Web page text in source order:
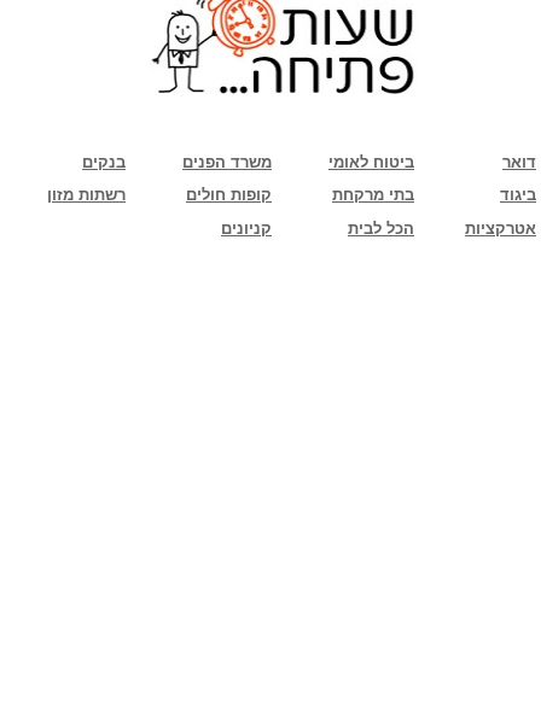
בנקים משרד הפנים ביטוח לאומי
דואר
רשתות מזון
קופות חולים בתי מרקחת
ביגוד
קניונים
הכל לבית אטרקציות